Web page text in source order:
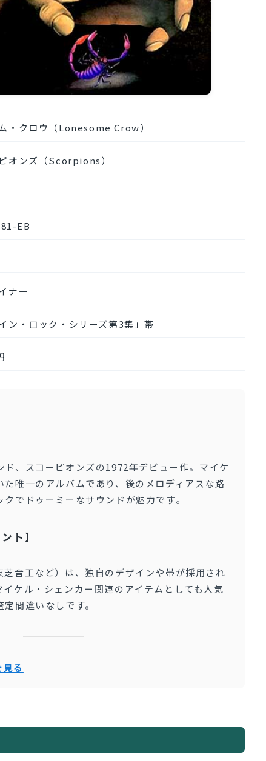
・クロウ（Lonesome Crow）
オンズ（Scorpions）
EB
ナー
イン・ロック・シリーズ第3集」帯
ド、スコーピオンズの1972年デビュー作。マイケ
た唯一のアルバムであり、後のメロディアスな路
でドゥーミーなサウンドが魅力です。
ト】
芝音工など）は、独自のデザインや帯が採用され
ケル・シェンカー関連のアイテムとしても人気
間違いなしです。
る